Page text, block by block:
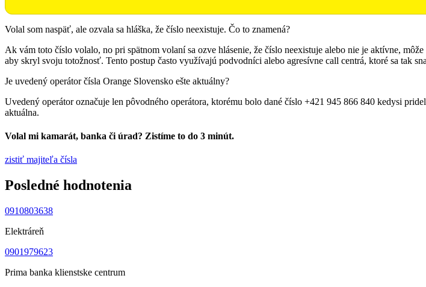
Volal som naspäť, ale ozvala sa hláška, že číslo neexistuje. Čo to znamená?
Ak vám toto číslo volalo, no pri spätnom volaní sa ozve hlásenie, že číslo neexistuje alebo nie je aktívne,
aby skryl svoju totožnosť. Tento postup často využívajú podvodníci alebo agresívne call centrá, ktoré sa tak
Je uvedený operátor čísla Orange Slovensko ešte aktuálny?
Uvedený operátor označuje len pôvodného operátora, ktorému bolo dané číslo +421 945 866 840 kedysi
aktuálna.
Volal mi kamarát, banka či úrad? Zistíme to do 3 minút.
zistiť majiteľa čísla
Posledné hodnotenia
0910803638
Elektráreň
0901979623
Prima banka klienstske centrum